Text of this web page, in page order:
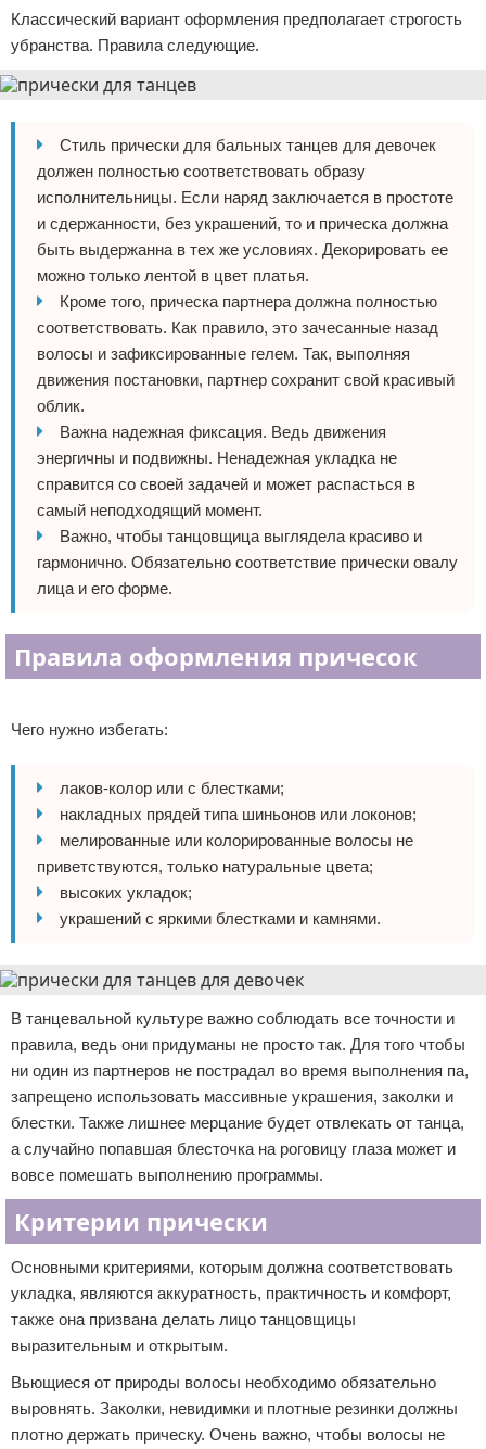
Классический вариант оформления предполагает строгость
убранства. Правила следующие.
Стиль прически для бальных танцев для девочек
должен полностью соответствовать образу
исполнительницы. Если наряд заключается в простоте
и сдержанности, без украшений, то и прическа должна
быть выдержанна в тех же условиях. Декорировать ее
можно только лентой в цвет платья.
Кроме того, прическа партнера должна полностью
соответствовать. Как правило, это зачесанные назад
волосы и зафиксированные гелем. Так, выполняя
движения постановки, партнер сохранит свой красивый
облик.
Важна надежная фиксация. Ведь движения
энергичны и подвижны. Ненадежная укладка не
справится со своей задачей и может распасться в
самый неподходящий момент.
Важно, чтобы танцовщица выглядела красиво и
гармонично. Обязательно соответствие прически овалу
лица и его форме.
Правила оформления причесок
Чего нужно избегать:
лаков-колор или с блестками;
накладных прядей типа шиньонов или локонов;
мелированные или колорированные волосы не
приветствуются, только натуральные цвета;
высоких укладок;
украшений с яркими блестками и камнями.
В танцевальной культуре важно соблюдать все точности и
правила, ведь они придуманы не просто так. Для того чтобы
ни один из партнеров не пострадал во время выполнения па,
запрещено использовать массивные украшения, заколки и
блестки. Также лишнее мерцание будет отвлекать от танца,
а случайно попавшая блесточка на роговицу глаза может и
вовсе помешать выполнению программы.
Критерии прически
Основными критериями, которым должна соответствовать
укладка, являются аккуратность, практичность и комфорт,
также она призвана делать лицо танцовщицы
выразительным и открытым.
Вьющиеся от природы волосы необходимо обязательно
выровнять. Заколки, невидимки и плотные резинки должны
плотно держать прическу. Очень важно, чтобы волосы не